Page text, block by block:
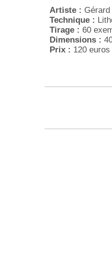
Artiste : Gérard
Technique :
Tirage : 60
Dimensions :
Prix : 120 euros